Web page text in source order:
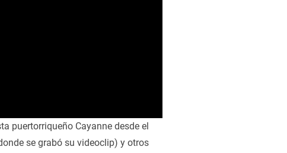
puertorriqueño Cayanne desde el
se grabó su videoclip) y otros